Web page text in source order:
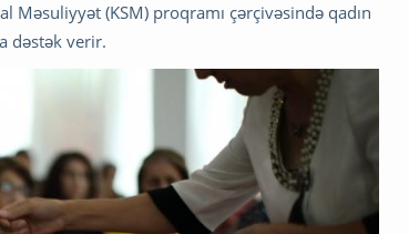
Məsuliyyət (KSM) proqramı çərçivəsində qadın
dəstək verir.